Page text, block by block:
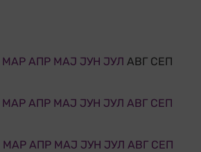
МАР АПР МАЈ ЈУН ЈУЛ АВГ СЕП
МАР АПР МАЈ ЈУН ЈУЛ АВГ СЕП
МАР АПР МАЈ ЈУН ЈУЛ АВГ СЕП